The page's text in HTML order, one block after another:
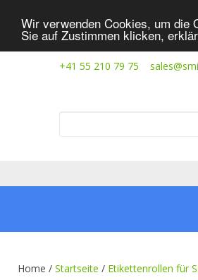
Wir verwenden Cookies, um die
Sie auf Zustimmen klicken,
+41 55 210 79 75
Home / Startseite / Etikettenrollen für